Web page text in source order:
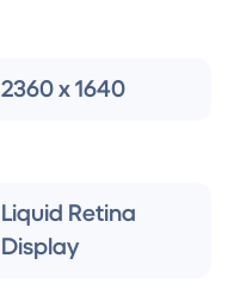
2360 x 1640
Liquid Retina
Display